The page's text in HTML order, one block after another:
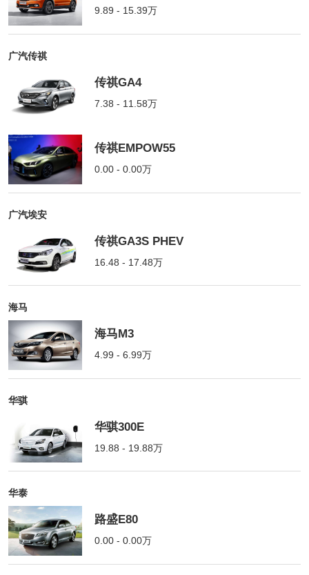
9.89 - 15.39万
广汽传祺
传祺GA4
7.38 - 11.58万
传祺EMPOW55
0.00 - 0.00万
广汽埃安
传祺GA3S PHEV
16.48 - 17.48万
海马
海马M3
4.99 - 6.99万
华骐
华骐300E
19.88 - 19.88万
华泰
路盛E80
0.00 - 0.00万